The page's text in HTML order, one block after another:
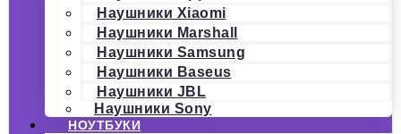
Наушники Xiaomi
Наушники Marshall
Наушники Samsung
Наушники Baseus
Наушники JBL
Наушники Sony
НОУТБУКИ